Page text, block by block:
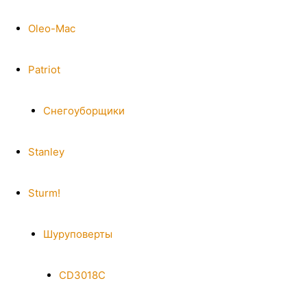
Oleo-Mac
Patriot
Снегоуборщики
Stanley
Sturm!
Шуруповерты
CD3018C